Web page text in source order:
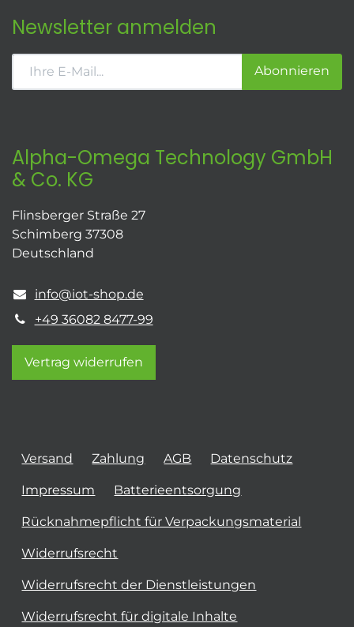
Newsletter anmelden
Abonnieren
Alpha-Omega Technology GmbH
& Co. KG
Flinsberger Straße 27
Schimberg 37308
Deutschland
info@iot-shop.de
+49 36082 8477-99
Vertrag widerrufen
Versand Zahlung AGB Datenschutz
Impressum Batterieentsorgung
Rücknahmepflicht für Verpackungsmaterial
Widerrufsrecht
Widerrufsrecht der Dienstleistungen
Widerrufsrecht für digitale Inhalte